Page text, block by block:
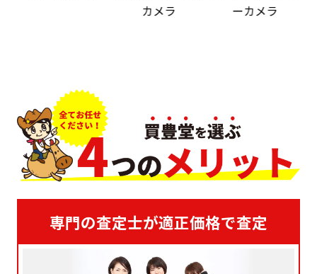
カメラ
ーカメラ
専門の査定士が適正価格で査定